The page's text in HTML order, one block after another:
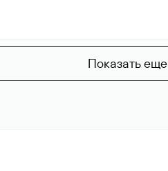
Показать еще